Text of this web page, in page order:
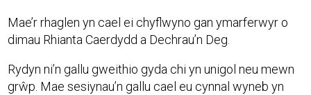
Mae’r rhaglen yn cael ei chyflwyno gan ymarferwyr o
dimau Rhianta Caerdydd a Dechrau’n Deg.
Rydyn ni’n gallu gweithio gyda chi yn unigol neu mewn
grŵp. Mae sesiynau’n gallu cael eu cynnal wyneb yn